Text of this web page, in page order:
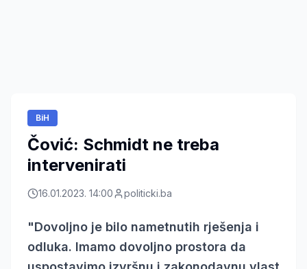
BiH
Čović: Schmidt ne treba
intervenirati
16.01.2023. 14:00 politicki.ba
"Dovoljno je bilo nametnutih rješenja i
odluka. Imamo dovoljno prostora da